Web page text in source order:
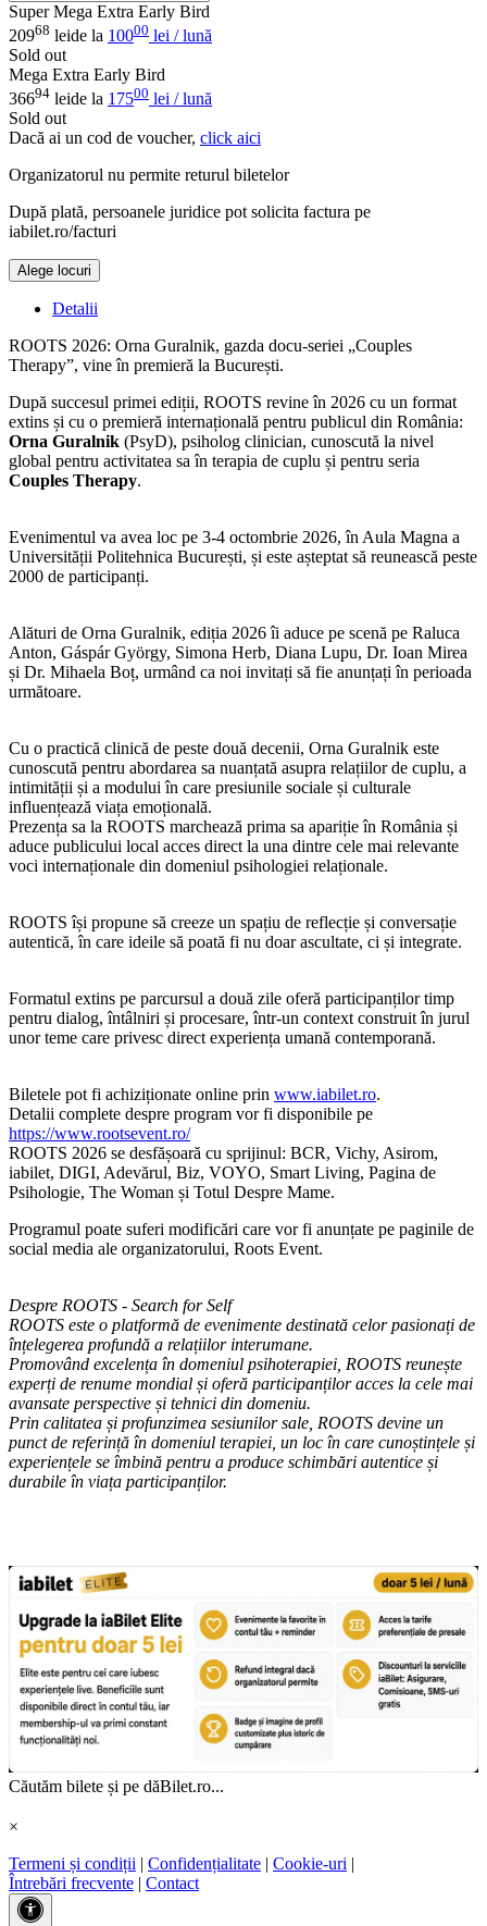
Super Mega Extra Early Bird
20968 leide la 10000 lei / lună
Sold out
Mega Extra Early Bird
36694 leide la 17500 lei / lună
Sold out
Dacă ai un cod de voucher, click aici
Organizatorul nu permite returul biletelor
După plată, persoanele juridice pot solicita factura pe
iabilet.ro/facturi
Alege locuri
Detalii
ROOTS 2026: Orna Guralnik, gazda docu-seriei „Couples
Therapy”, vine în premieră la București.
După succesul primei ediții, ROOTS revine în 2026 cu un format
extins și cu o premieră internațională pentru publicul din România:
Orna Guralnik (PsyD), psiholog clinician, cunoscută la nivel
global pentru activitatea sa în terapia de cuplu și pentru seria
Couples Therapy.
Evenimentul va avea loc pe 3-4 octombrie 2026, în Aula Magna a
Universității Politehnica București, și este așteptat să reunească peste
2000 de participanți.
Alături de Orna Guralnik, ediția 2026 îi aduce pe scenă pe Raluca
Anton, Gáspár György, Simona Herb, Diana Lupu, Dr. Ioan Mirea
și Dr. Mihaela Boț, urmând ca noi invitați să fie anunțați în perioada
următoare.
Cu o practică clinică de peste două decenii, Orna Guralnik este
cunoscută pentru abordarea sa nuanțată asupra relațiilor de cuplu, a
intimității și a modului în care presiunile sociale și culturale
influențează viața emoțională.
Prezența sa la ROOTS marchează prima sa apariție în România și
aduce publicului local acces direct la una dintre cele mai relevante
voci internaționale din domeniul psihologiei relaționale.
ROOTS își propune să creeze un spațiu de reflecție și conversație
autentică, în care ideile să poată fi nu doar ascultate, ci și integrate.
Formatul extins pe parcursul a două zile oferă participanților timp
pentru dialog, întâlniri și procesare, într-un context construit în jurul
unor teme care privesc direct experiența umană contemporană.
Biletele pot fi achiziționate online prin www.iabilet.ro.
Detalii complete despre program vor fi disponibile pe
https://www.rootsevent.ro/
ROOTS 2026 se desfășoară cu sprijinul: BCR, Vichy, Asirom,
iabilet, DIGI, Adevărul, Biz, VOYO, Smart Living, Pagina de
Psihologie, The Woman și Totul Despre Mame.
Programul poate suferi modificări care vor fi anunțate pe paginile de
social media ale organizatorului, Roots Event.
Despre ROOTS - Search for Self
ROOTS este o platformă de evenimente destinată celor pasionați de
înțelegerea profundă a relațiilor interumane.
Promovând excelența în domeniul psihoterapiei, ROOTS reunește
experți de renume mondial și oferă participanților acces la cele mai
avansate perspective și tehnici din domeniu.
Prin calitatea și profunzimea sesiunilor sale, ROOTS devine un
punct de referință în domeniul terapiei, un loc în care cunoștințele și
experiențele se îmbină pentru a produce schimbări autentice și
durabile în viața participanților.
Căutăm bilete și pe dăBilet.ro...
×
Termeni și condiții | Confidențialitate | Cookie-uri |
Întrebări frecvente | Contact